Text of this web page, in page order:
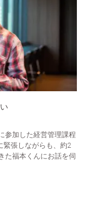
参加した経営管理課程
緊張しながらも、約2
た福本くんにお話を伺